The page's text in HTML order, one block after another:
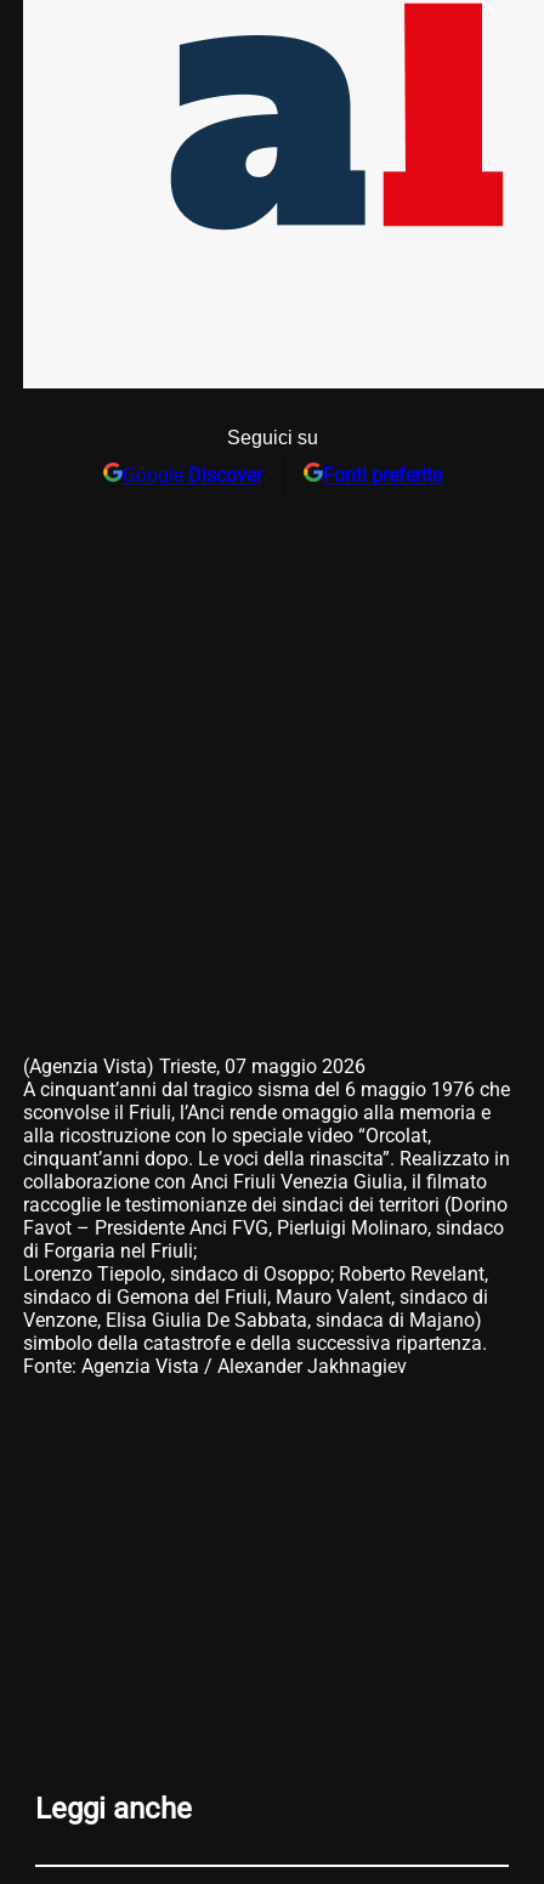
Seguici su
Google Discover Fonti preferite
(Agenzia Vista) Trieste, 07 maggio 2026
A cinquant’anni dal tragico sisma del 6 maggio 1976 che
sconvolse il Friuli, l’Anci rende omaggio alla memoria e
alla ricostruzione con lo speciale video “Orcolat,
cinquant’anni dopo. Le voci della rinascita”. Realizzato in
collaborazione con Anci Friuli Venezia Giulia, il filmato
raccoglie le testimonianze dei sindaci dei territori (Dorino
Favot – Presidente Anci FVG, Pierluigi Molinaro, sindaco
di Forgaria nel Friuli;
Lorenzo Tiepolo, sindaco di Osoppo; Roberto Revelant,
sindaco di Gemona del Friuli, Mauro Valent, sindaco di
Venzone, Elisa Giulia De Sabbata, sindaca di Majano)
simbolo della catastrofe e della successiva ripartenza.
Fonte: Agenzia Vista / Alexander Jakhnagiev
Leggi anche